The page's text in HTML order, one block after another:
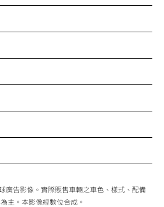
廣告影像。實際販售車輛之車色、樣式、配備
主。本影像經數位合成。